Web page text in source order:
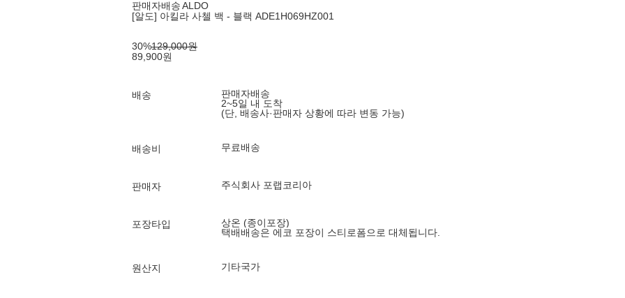
판매자배송ALDO
[알도] 아킬라 사첼 백 - 블랙 ADE1H069HZ001
30%129,000원
89,900원
배송
판매자배송
2~5일 내 도착
(단, 배송사·판매자 상황에 따라 변동 가능)
배송비 무료배송
판매자 주식회사 포랩코리아
포장타입
상온 (종이포장)
택배배송은 에코 포장이 스티로폼으로 대체됩니다.
원산지 기타국가